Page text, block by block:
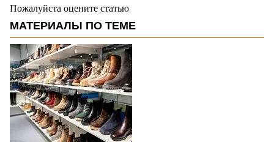
Пожалуйста оцените статью
МАТЕРИАЛЫ ПО ТЕМЕ